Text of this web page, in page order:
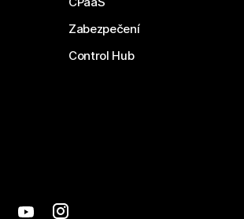
Zabezpečení
Control Hub